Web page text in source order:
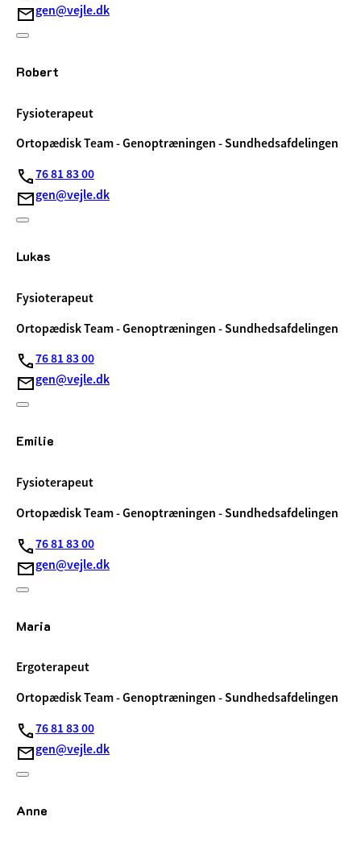
gen@vejle.dk
Robert
Fysioterapeut
Ortopædisk Team - Genoptræningen - Sundhedsafdelingen
76 81 83 00
gen@vejle.dk
Lukas
Fysioterapeut
Ortopædisk Team - Genoptræningen - Sundhedsafdelingen
76 81 83 00
gen@vejle.dk
Emilie
Fysioterapeut
Ortopædisk Team - Genoptræningen - Sundhedsafdelingen
76 81 83 00
gen@vejle.dk
Maria
Ergoterapeut
Ortopædisk Team - Genoptræningen - Sundhedsafdelingen
76 81 83 00
gen@vejle.dk
Anne